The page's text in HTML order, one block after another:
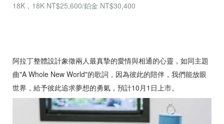
18K，18K NT$25,600/鉑金 NT$30,400
阿拉丁整體設計象徵兩人最真摯的愛情與相通的心靈，如同主題
曲"A Whole New World"的歌詞，因為彼此的陪伴，我們能放眼
世界，給予彼此追求夢想的勇氣，預計10月1日上市。